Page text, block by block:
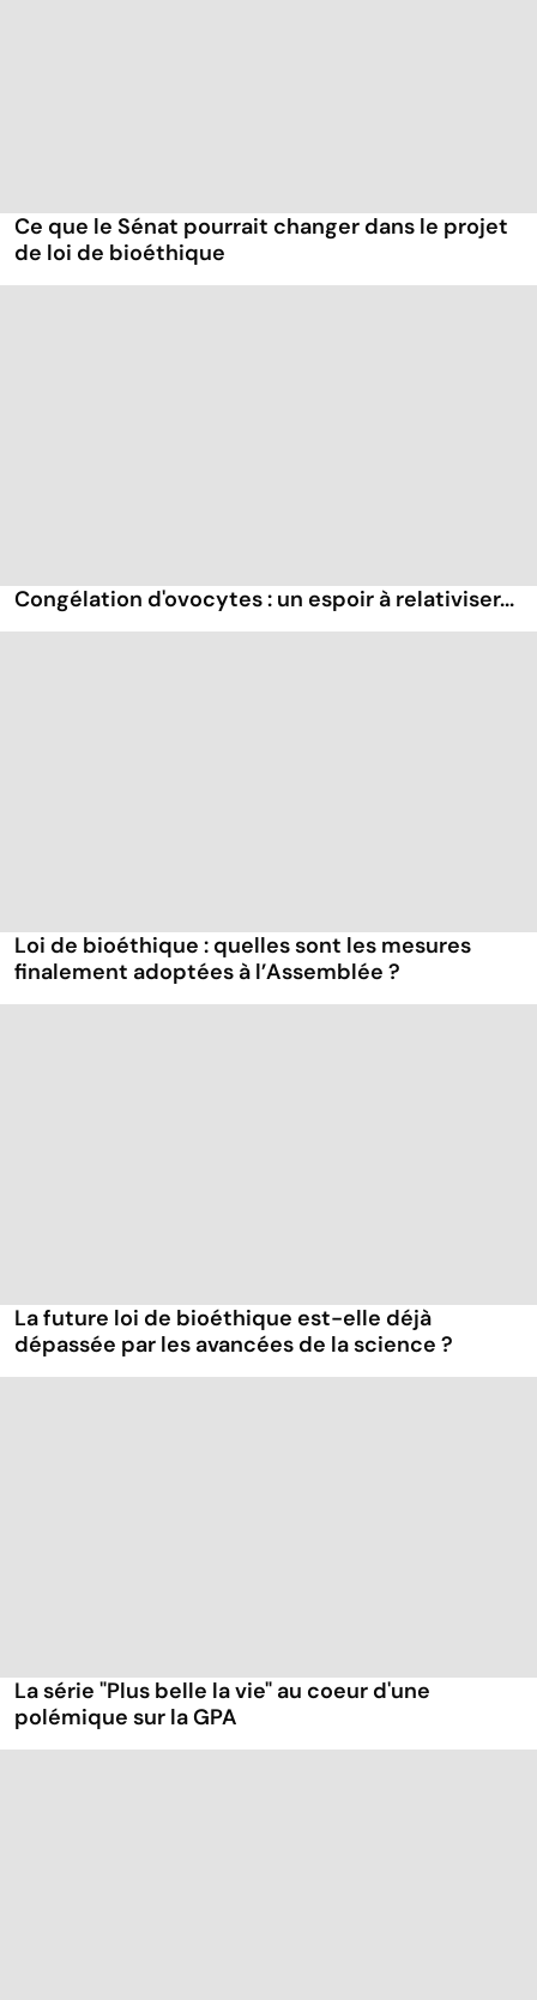
Ce que le Sénat pourrait changer dans le projet
de loi de bioéthique
Congélation d'ovocytes : un espoir à relativiser...
Loi de bioéthique : quelles sont les mesures
finalement adoptées à l’Assemblée ?
La future loi de bioéthique est-elle déjà
dépassée par les avancées de la science ?
La série "Plus belle la vie" au coeur d'une
polémique sur la GPA